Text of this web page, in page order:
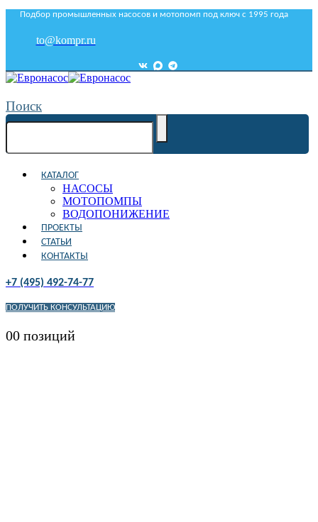
Подбор промышленных насосов и мотопомп под ключ с 1995 года
to@kompr.ru
Поиск
КАТАЛОГ
НАСОСЫ
МОТОПОМПЫ
ВОДОПОНИЖЕНИЕ
ПРОЕКТЫ
СТАТЬИ
КОНТАКТЫ
+7 (495) 492-74-77
ПОЛУЧИТЬ КОНСУЛЬТАЦИЮ
00 позиций